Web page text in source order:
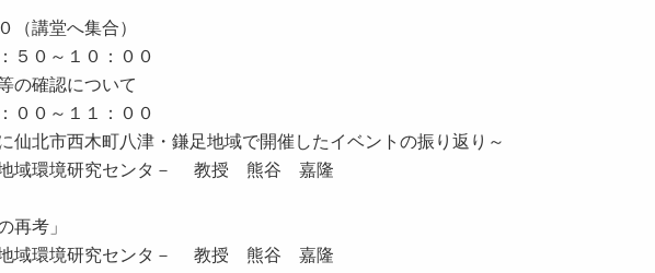
講堂へ集合）
５０～１０：００
の確認について
００～１１：００
仙北市西木町八津・鎌足地域で開催したイベントの振り返り～
域環境研究センタ－ 教授 熊谷 嘉隆
再考」
域環境研究センタ－ 教授 熊谷 嘉隆